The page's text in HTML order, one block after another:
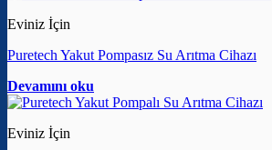
Eviniz İçin
Puretech Yakut Pompasız Su Arıtma Cihazı
Devamını oku
Eviniz İçin